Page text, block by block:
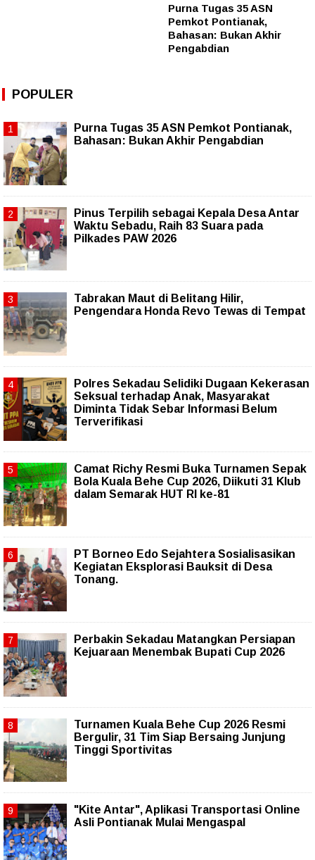
Purna Tugas 35 ASN
Pemkot Pontianak,
Bahasan: Bukan Akhir
Pengabdian
POPULER
Purna Tugas 35 ASN Pemkot Pontianak,
Bahasan: Bukan Akhir Pengabdian
Pinus Terpilih sebagai Kepala Desa Antar
Waktu Sebadu, Raih 83 Suara pada
Pilkades PAW 2026
Tabrakan Maut di Belitang Hilir,
Pengendara Honda Revo Tewas di Tempat
Polres Sekadau Selidiki Dugaan Kekerasan
Seksual terhadap Anak, Masyarakat
Diminta Tidak Sebar Informasi Belum
Terverifikasi
Camat Richy Resmi Buka Turnamen Sepak
Bola Kuala Behe Cup 2026, Diikuti 31 Klub
dalam Semarak HUT RI ke-81
PT Borneo Edo Sejahtera Sosialisasikan
Kegiatan Eksplorasi Bauksit di Desa
Tonang.
Perbakin Sekadau Matangkan Persiapan
Kejuaraan Menembak Bupati Cup 2026
Turnamen Kuala Behe Cup 2026 Resmi
Bergulir, 31 Tim Siap Bersaing Junjung
Tinggi Sportivitas
"Kite Antar", Aplikasi Transportasi Online
Asli Pontianak Mulai Mengaspal